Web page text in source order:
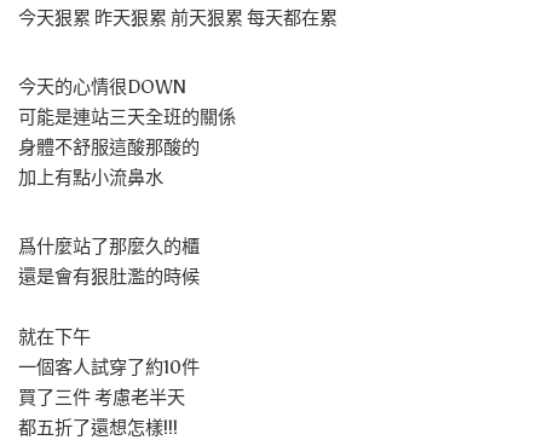
今天狠累 昨天狠累 前天狠累 每天都在累
今天的心情很DOWN
可能是連站三天全班的關係
身體不舒服這酸那酸的
加上有點小流鼻水
爲什麼站了那麼久的櫃
還是會有狠肚濫的時候
就在下午
一個客人試穿了約10件
買了三件 考慮老半天
都五折了還想怎樣!!!